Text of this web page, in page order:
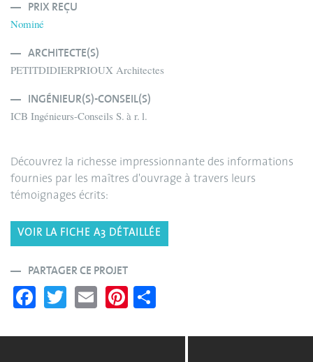
PRIX REÇU
Nominé
ARCHITECTE(S)
PETITDIDIERPRIOUX Architectes
INGÉNIEUR(S)-CONSEIL(S)
ICB Ingénieurs-Conseils S. à r. l.
Découvrez la richesse impressionnante des informations
fournies par les maîtres d'ouvrage à travers leurs
témoignages écrits:
VOIR LA FICHE A3 DÉTAILLÉE
PARTAGER CE PROJET
Fa
ce
bo
T
wi
tte
E
m
ail
Pi
nt
er re